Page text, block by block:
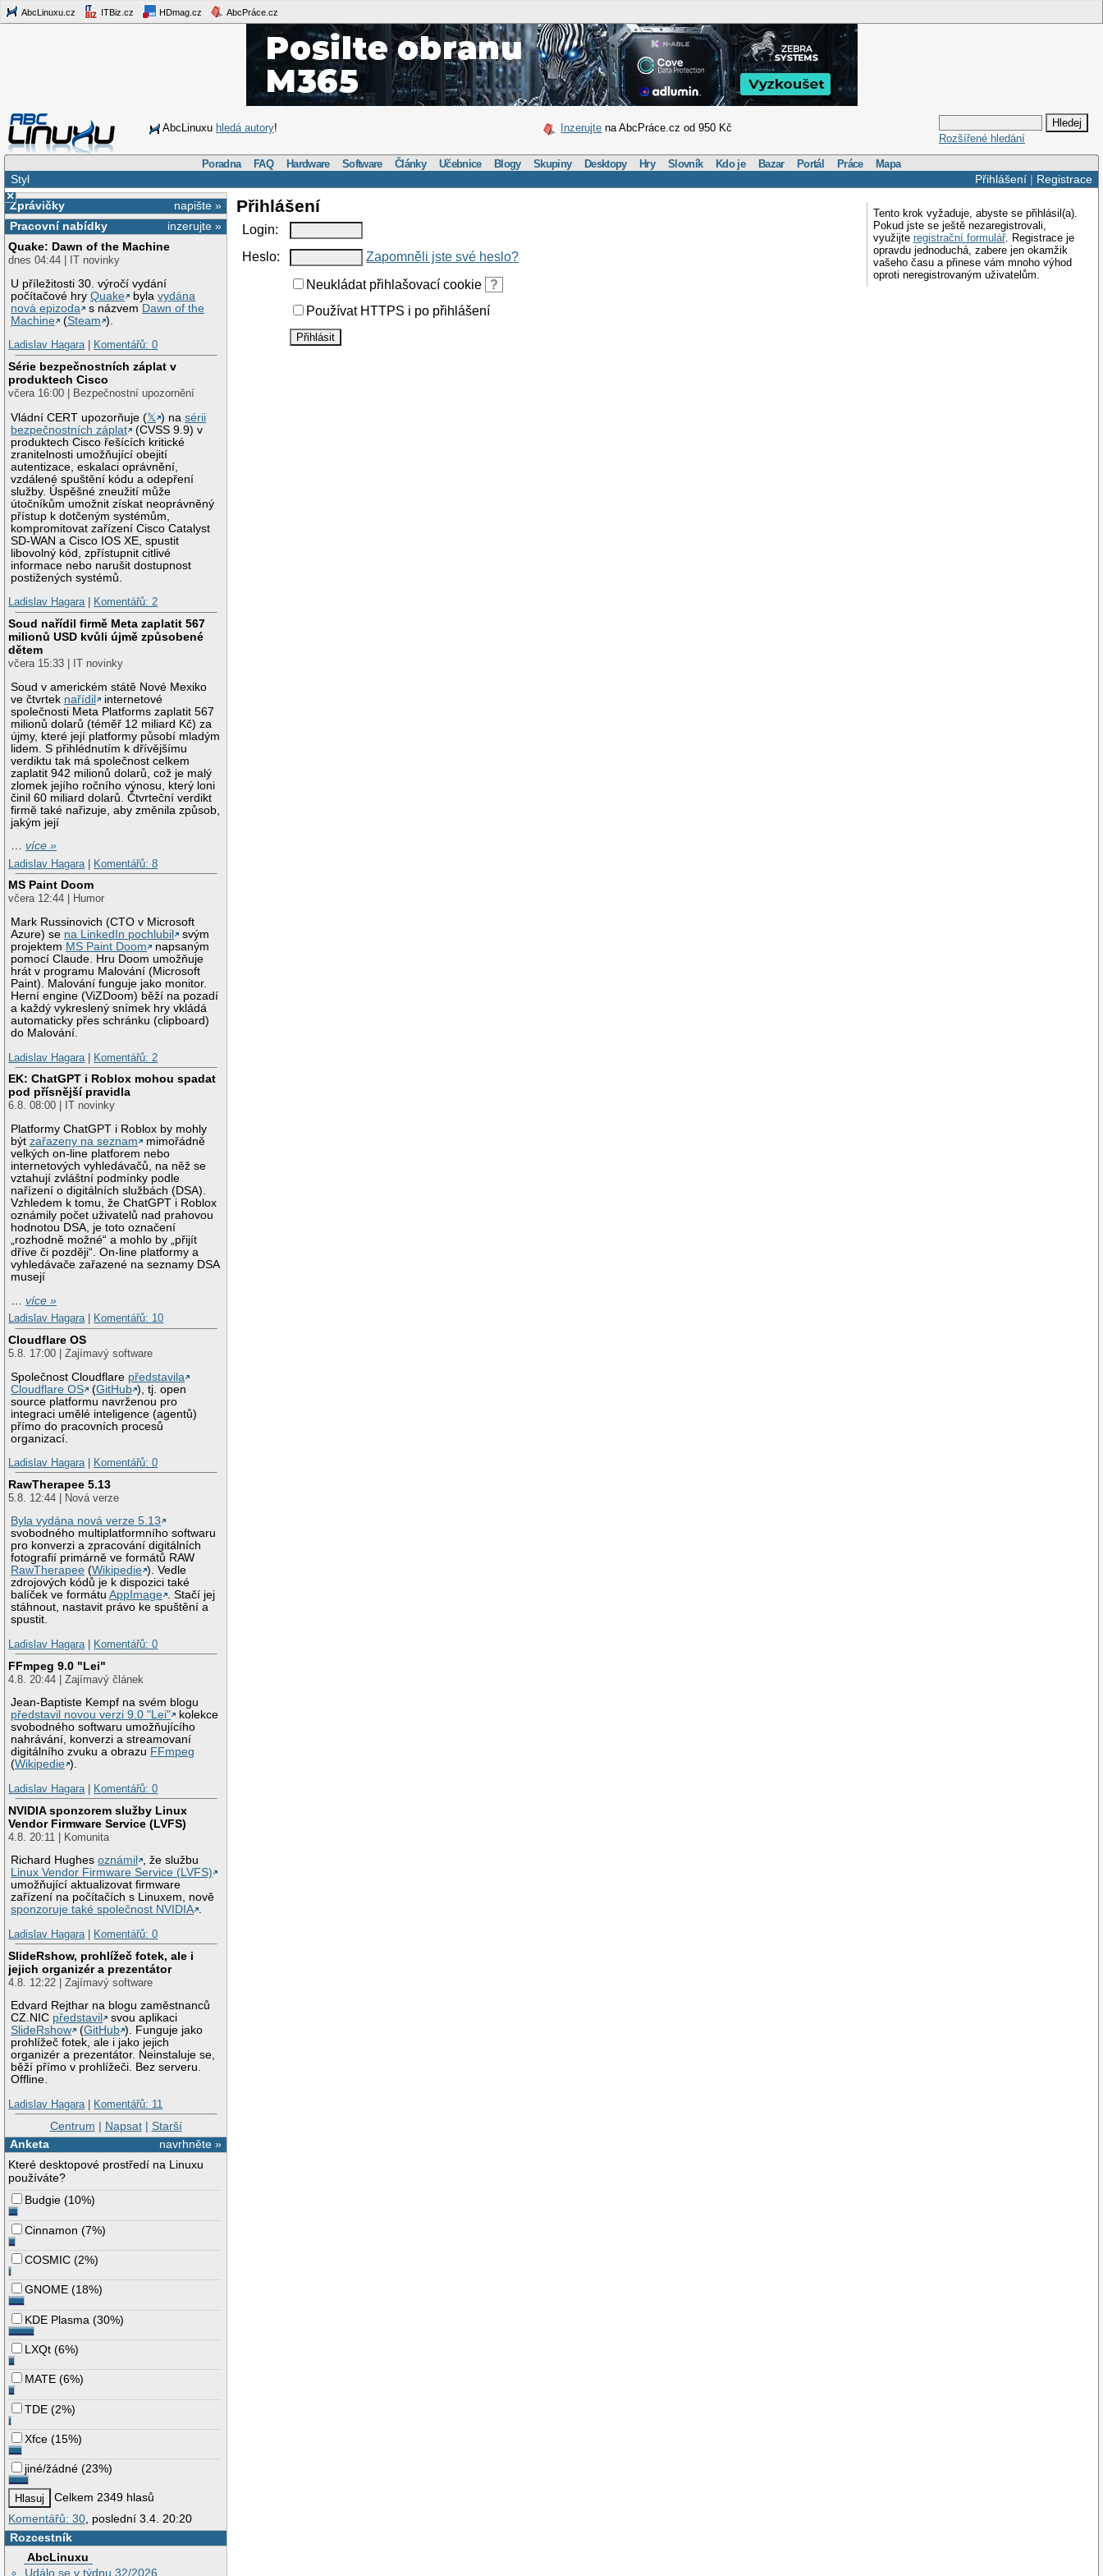
AbcLinuxu.cz ITBiz.cz HDmag.cz AbcPráce.cz
AbcLinuxu hledá autory! Inzerujte na AbcPráce.cz od 950 Kč
Rozšířené hledání
Poradna FAQ Hardware Software Články Učebnice Blogy Skupiny Desktopy Hry Slovník Kdo je Bazar Portál Práce Mapa
Přihlášení| Registrace
Styl
×
napište »
Zprávičky
inzerujte »
Pracovní nabídky
Quake: Dawn of the Machine
dnes 04:44 | IT novinky
U příležitosti 30. výročí vydání
počítačové hryQuake bylavydána
nová epizoda
s názvem Dawn of the
Machine
(Steam ).
Ladislav Hagara| Komentářů: 0
Série bezpečnostních záplat v
produktech Cisco
včera 16:00 | Bezpečnostní upozornění
Vládní CERT upozorňuje (𝕏 ) nasérii
bezpečnostních záplat
(CVSS 9.9) v
produktech Cisco řešících kritické
zranitelnosti umožňující obejití
autentizace, eskalaci oprávnění,
vzdálené spuštění kódu a odepření
služby. Úspěšné zneužití může
útočníkům umožnit získat neoprávněný
přístup k dotčeným systémům,
kompromitovat zařízení Cisco Catalyst
SD-WAN a Cisco IOS XE, spustit
libovolný kód, zpřístupnit citlivé
informace nebo narušit dostupnost
postižených systémů.
Ladislav Hagara| Komentářů: 2
Soud nařídil firmě Meta zaplatit 567
milionů USD kvůli újmě způsobené
dětem
včera 15:33 | IT novinky
Soud v americkém státě Nové Mexiko
ve čtvrtek nařídil
internetové
společnosti Meta Platforms zaplatit 567
milionů dolarů (téměř 12 miliard Kč) za
újmy, které její platformy působí mladým
lidem. S přihlédnutím k dřívějšímu
verdiktu tak má společnost celkem
zaplatit 942 milionů dolarů, což je malý
zlomek jejího ročního výnosu, který loni
činil 60 miliard dolarů. Čtvrteční verdikt
firmě také nařizuje, aby změnila způsob,
jakým její
…více »
Ladislav Hagara
Komentářů: 8
MS Paint Doom
včera 12:44 | Humor
Mark Russinovich (CTO v Microsoft
Azure) se na LinkedIn pochlubil
svým
projektem MS Paint Doom
napsaným
pomocí Claude. Hru Doom umožňuje
hrát v programu Malování (Microsoft
Paint). Malování funguje jako monitor.
Herní engine (ViZDoom) běží na pozadí
a každý vykreslený snímek hry vkládá
automaticky přes schránku (clipboard)
do Malování.
Ladislav Hagara
Komentářů: 2
EK: ChatGPT i Roblox mohou spadat
pod přísnější pravidla
6.8. 08:00 | IT novinky
Platformy ChatGPT i Roblox by mohly
býtzařazeny na seznam
mimořádně
velkých on-line platforem nebo
internetových vyhledávačů, na něž se
vztahují zvláštní podmínky podle
nařízení o digitálních službách (DSA).
Vzhledem k tomu, že ChatGPT i Roblox
oznámily počet uživatelů nad prahovou
hodnotou DSA, je toto označení
„rozhodně možné“ a mohlo by „přijít
dříve či později“. On-line platformy a
vyhledávače zařazené na seznamy DSA
musejí
…více »
Ladislav Hagara| Komentářů: 10
Cloudflare OS
5.8. 17:00 | Zajímavý software
Společnost Cloudflare představila
Cloudflare OS
(GitHub ), tj. open
source platformu navrženou pro
integraci umělé inteligence (agentů)
přímo do pracovních procesů
organizací.
Ladislav Hagara| Komentářů: 0
RawTherapee 5.13
5.8. 12:44 | Nová verze
Byla vydána nová verze 5.13
svobodného multiplatformního softwaru
pro konverzi a zpracování digitálních
fotografií primárně ve formátů RAW
RawTherapee (Wikipedie ). Vedle
zdrojových kódů je k dispozici také
balíček ve formátuAppImage . Stačí jej
stáhnout, nastavit právo ke spuštění a
spustit.
Ladislav Hagara| Komentářů: 0
FFmpeg 9.0 "Lei"
4.8. 20:44 | Zajímavý článek
Jean-Baptiste Kempf na svém blogu
představil novou verzi 9.0 "Lei"
kolekce
svobodného softwaru umožňujícího
nahrávání, konverzi a streamovaní
digitálního zvuku a obrazu FFmpeg
(Wikipedie ).
Ladislav Hagara| Komentářů: 0
NVIDIA sponzorem služby Linux
Vendor Firmware Service (LVFS)
4.8. 20:11 | Komunita
Richard Hughesoznámil
, že službu
Linux Vendor Firmware Service (LVFS)
umožňující aktualizovat firmware
zařízení na počítačích s Linuxem, nově
sponzoruje také společnost NVIDIA .
Ladislav Hagara| Komentářů: 0
SlideRshow, prohlížeč fotek, ale i
jejich organizér a prezentátor
4.8. 12:22 | Zajímavý software
Edvard Rejthar na blogu zaměstnanců
CZ.NIC představil
svou aplikaci
SlideRshow
(GitHub ). Funguje jako
prohlížeč fotek, ale i jako jejich
organizér a prezentátor. Neinstaluje se,
běží přímo v prohlížeči. Bez serveru.
Offline.
Ladislav Hagara| Komentářů: 11
Centrum | Napsat| Starší
navrhněte »
Anketa
Které desktopové prostředí na Linuxu
používáte?
Budgie (10%)
Cinnamon (7%)
COSMIC (2%)
GNOME (18%)
KDE Plasma (30%)
LXQt (6%)
MATE (6%)
TDE (2%)
Xfce (15%)
jiné/žádné (23%)
Celkem 2349 hlasů
Komentářů: 30 , poslední 3.4. 20:20
Rozcestník
AbcLinuxu
Událo se v týdnu 32/2026
Tento krok vyžaduje, abyste se přihlásil(a).
Pokud jste se ještě nezaregistrovali,
využijte registrační formulář. Registrace je
opravdu jednoduchá, zabere jen okamžik
vašeho času a přinese vám mnoho výhod
oproti neregistrovaným uživatelům.
Přihlášení
Login:
Heslo:
Zapomněli jste své heslo?
Neukládat přihlašovací cookie
?
Používat HTTPS i po přihlášení